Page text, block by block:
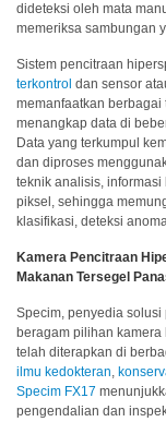
Pembelajaran
Warna
Pengukuran
Cahaya
Buku
Putih
Kasus
Webinar
Sesuai
Permintaan
Poster
dideteksi oleh mata
memeriksa sambungan
Sistem pencitraan
terkontrol dan sensor
memanfaatkan berbagai
menangkap data di
Data yang terkumpul
dan diproses
teknik analisis,
piksel, sehingga
klasifikasi, deteksi
Kamera Pencitraan
Makanan Tersegel
Specim, penyedia
beragam pilihan
telah diterapkan di
ilmu kedokteran,
Specim FX17
pengendalian dan